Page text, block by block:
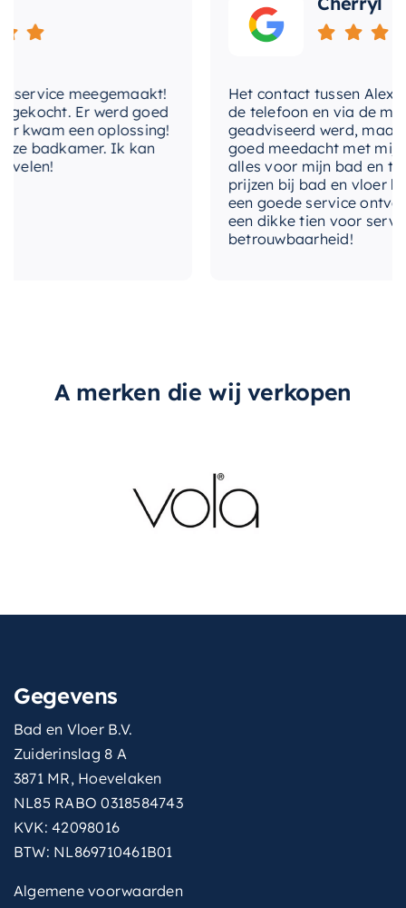
meegemaakt!
Er werd goed
een oplossing!
badkamer. Ik kan
Het contact tussen Alex en
de telefoon en via de mail,
geadviseerd werd, maar
goed meedacht met mij.
alles voor mijn bad en
prijzen bij bad en vloer
een goede service
een dikke tien voor service,
betrouwbaarheid!
A merken die wij verkopen
Gegevens
Bad en Vloer B.V.
Zuiderinslag 8 A
3871 MR, Hoevelaken
NL85 RABO 0318584743
KVK: 42098016
BTW: NL869710461B01
Algemene voorwaarden